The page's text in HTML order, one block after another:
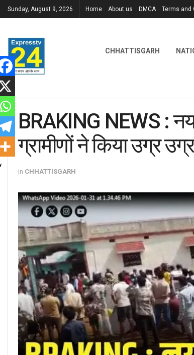
Sunday, August 9, 2026 Home About us DMCA Terms and
CHHATTISGARH
BRAKING NEWS :
ग्रामीणों ने किया उग्र
in CHHATTISGARH